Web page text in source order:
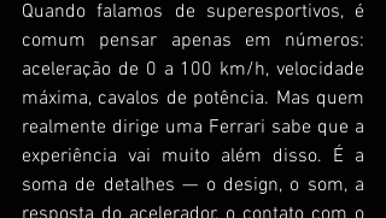
Quando falamos de superesportivos, é
comum pensar apenas em números:
aceleração de 0 a 100 km/h, velocidade
máxima, cavalos de potência. Mas quem
realmente dirige uma Ferrari sabe que a
experiência vai muito além disso. É a
soma de detalhes — o design, o som, a